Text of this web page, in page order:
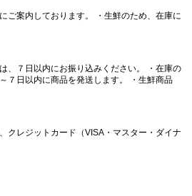
ご案内しております。 ・生鮮のため、在庫に
、７日以内にお振り込みください。 ・在庫の
７日以内に商品を発送します。 ・生鮮商品
クレジットカード（VISA・マスター・ダイナ